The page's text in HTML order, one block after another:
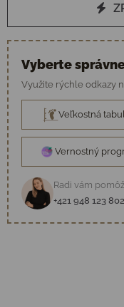
Vyberte
Využite rýchle odkazy
Veľkostná
Vernostný
Radi vám
+421 948 123 802